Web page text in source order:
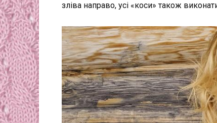
зліва направо, усі «коси» також